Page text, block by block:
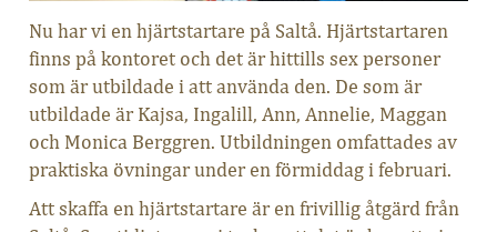
Nu har vi en hjärtstartare på Saltå. Hjärtstartaren
finns på kontoret och det är hittills sex personer
som är utbildade i att använda den. De som är
utbildade är Kajsa, Ingalill, Ann, Annelie, Maggan
och Monica Berggren. Utbildningen omfattades av
praktiska övningar under en förmiddag i februari.
Att skaffa en hjärtstartare är en frivillig åtgärd från